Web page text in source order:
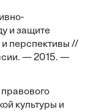
и защите
и перспективы //
— 2015. —
культуры и